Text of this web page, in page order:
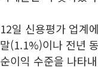
12일 신용평가 업계
말(1.1%)이나 전년
순이익 수준을 나타